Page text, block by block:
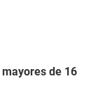
mayores de 16